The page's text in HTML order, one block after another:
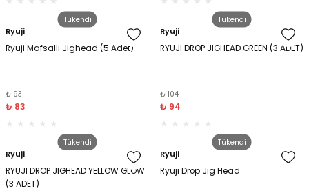
Tükendi
Ryuji
Ryuji Mafsallı Jighead (5 Adet)
₺ 93
₺ 83
Tükendi
Ryuji
RYUJI DROP JIGHEAD GREEN (3 ADET)
₺ 104
₺ 94
Tükendi
Ryuji
RYUJI DROP JIGHEAD YELLOW GLOW
(3 ADET)
Tükendi
Ryuji
Ryuji Drop Jig Head